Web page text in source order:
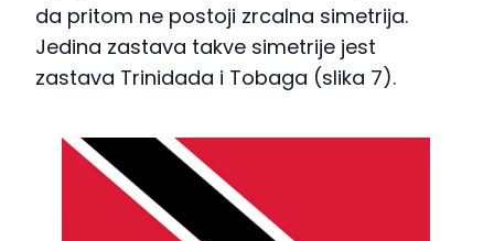
da pritom ne postoji zrcalna simetrija.
Jedina zastava takve simetrije jest
zastava Trinidada i Tobaga (slika 7).